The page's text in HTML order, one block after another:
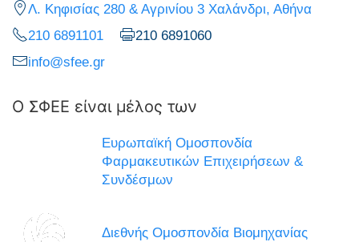
Λ. Κηφισίας 280 & Αγρινίου 3 Χαλάνδρι, Αθήνα
210 6891101
210 6891060
info@sfee.gr
Ο ΣΦΕΕ είναι μέλος των
Ευρωπαϊκή Ομοσπονδία
Φαρμακευτικών Επιχειρήσεων &
Συνδέσμων
Διεθνής Ομοσπονδία Βιομηχανίας